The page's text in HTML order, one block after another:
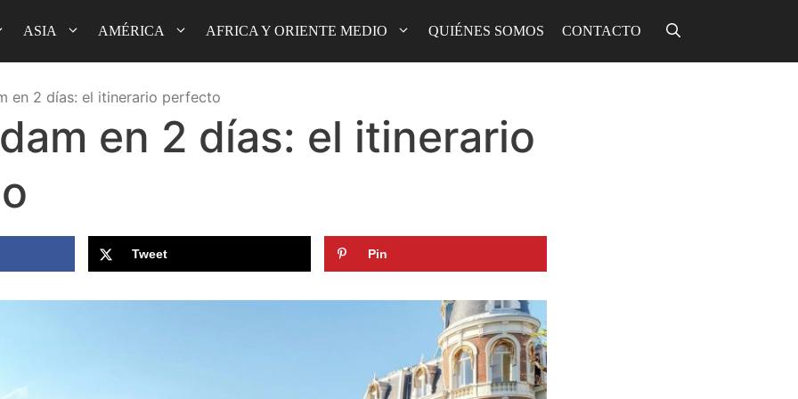
ASIA AMÉRICA AFRICA Y ORIENTE MEDIO QUIÉNES SOMOS CONTACTO
en 2 días: el itinerario perfecto
en 2 días: el itinerario
Tweet Pin